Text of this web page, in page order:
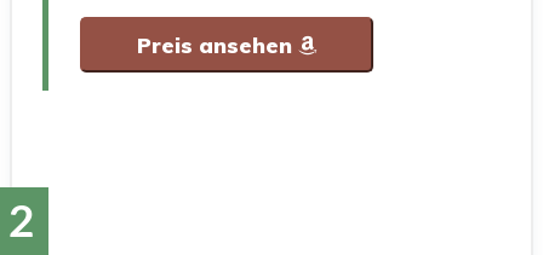
Preis ansehen